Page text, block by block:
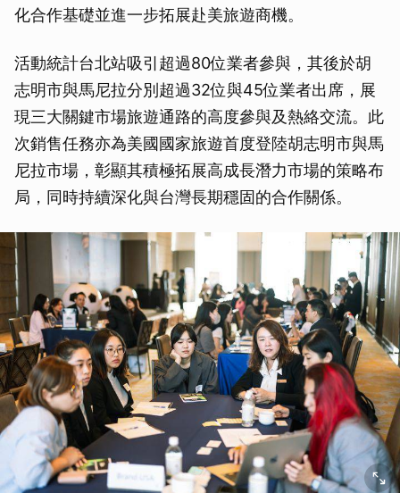
化合作基礎並進一步拓展赴美旅遊商機。
活動統計台北站吸引超過80位業者參與，其後於胡
志明市與馬尼拉分別超過32位與45位業者出席，展
現三大關鍵市場旅遊通路的高度參與及熱絡交流。此
次銷售任務亦為美國國家旅遊首度登陸胡志明市與馬
尼拉市場，彰顯其積極拓展高成長潛力市場的策略布
局，同時持續深化與台灣長期穩固的合作關係。